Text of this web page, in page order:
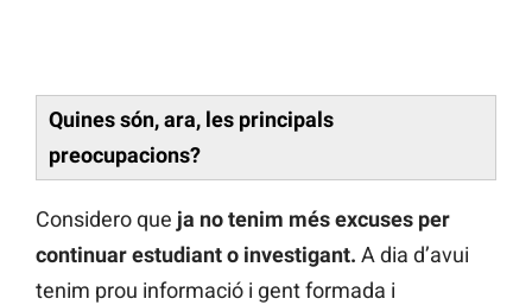
Quines són, ara, les principals
preocupacions?
Considero que ja no tenim més excuses per
continuar estudiant o investigant. A dia d’avui
tenim prou informació i gent formada i